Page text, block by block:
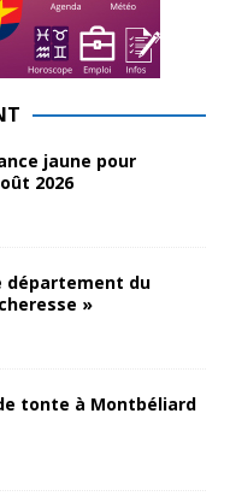
jaune pour
2026
département du
»
tonte à Montbéliard